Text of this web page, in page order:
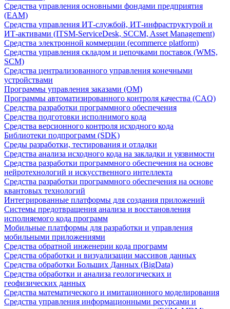
Средства управления основными фондами предприятия
(EAM)
Средства управления ИТ-службой, ИТ-инфраструктурой и
ИТ-активами (ITSM-ServiceDesk, SCCM, Asset Management)
Средства электронной коммерции (ecommerce platform)
Средства управления складом и цепочками поставок (WMS,
SCM)
Средства централизованного управления конечными
устройствами
Программы управления заказами (OM)
Программы автоматизированного контроля качества (CAQ)
Средства разработки программного обеспечения
Средства подготовки исполнимого кода
Средства версионного контроля исходного кода
Библиотеки подпрограмм (SDK)
Среды разработки, тестирования и отладки
Средства анализа исходного кода на закладки и уязвимости
Средства разработки программного обеспечения на основе
нейротехнологий и искусственного интеллекта
Средства разработки программного обеспечения на основе
квантовых технологий
Интегрированные платформы для создания приложений
Системы предотвращения анализа и восстановления
исполняемого кода программ
Мобильные платформы для разработки и управления
мобильными приложениями
Средства обратной инженерии кода программ
Средства обработки и визуализации массивов данных
Средства обработки Больших Данных (BigData)
Средства обработки и анализа геологических и
геофизических данных
Средства математического и имитационного моделирования
Средства управления информационными ресурсами и